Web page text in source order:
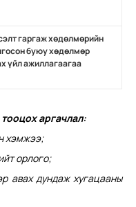
гаргаж хөдөлмөрийн
буюу хөдөлмөр
үйл ажиллагаагаа
аргачлал:
хэмжээ;
орлого;
авах дундаж хугацааны